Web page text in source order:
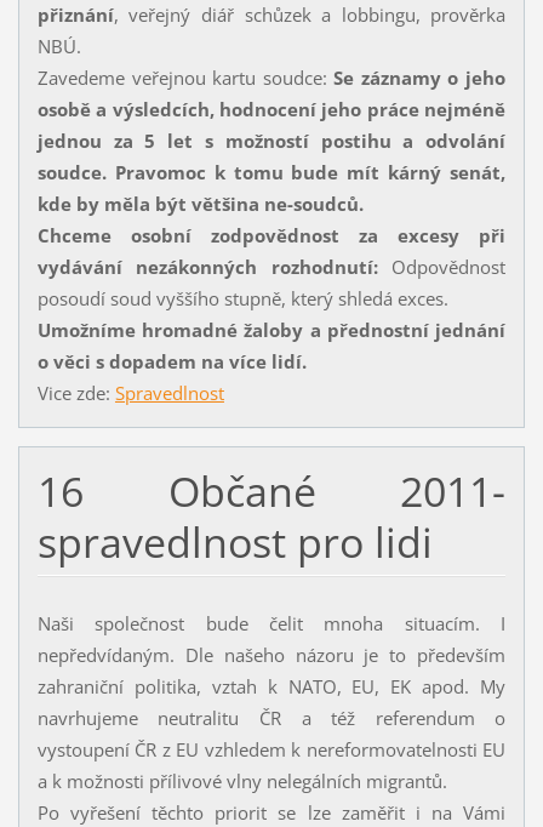
přiznání, veřejný diář schůzek a lobbingu, prověrka
NBÚ.
Zavedeme veřejnou kartu soudce:Se záznamy o jeho
osobě a výsledcích, hodnocení jeho práce nejméně
jednou za 5 let s možností postihu a odvolání
soudce. Pravomoc k tomu bude mít kárný senát,
kde by měla být většina ne-soudců.
Chceme osobní zodpovědnost za excesy při
vydávání nezákonných rozhodnutí:Odpovědnost
posoudí soud vyššího stupně, který shledá exces.
Umožníme hromadné žaloby a přednostní jednání
o věci s dopadem na více lidí.
Vice zde: Spravedlnost
16 Občané 2011-
spravedlnost pro lidi
Naši společnost bude čelit mnoha situacím. I
nepředvídaným. Dle našeho názoru je to především
zahraniční politika, vztah k NATO, EU, EK apod. My
navrhujeme neutralitu ČR a též referendum o
vystoupení ČR z EU vzhledem k nereformovatelnosti EU
a k možnosti přílivové vlny nelegálních migrantů.
Po vyřešení těchto priorit se lze zaměřit i na Vámi